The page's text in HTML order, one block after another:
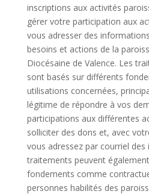
inscriptions aux activités
gérer votre participation aux
vous adresser des
besoins et actions de la
Diocésaine de Valence. Les
sont basés sur différents
utilisations concernées,
légitime de répondre à vos
participations aux différentes
solliciter des dons et, avec
vous adressez par courriel
traitements peuvent
fondements comme
personnes habilités des